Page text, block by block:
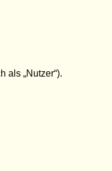
als „Nutzer“).